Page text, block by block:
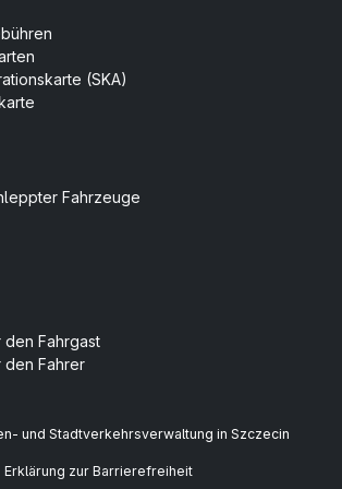
(SKA)
Fahrzeuge
Fahrgast
den Fahrer
und Stadtverkehrsverwaltung in Szczecin
Erklärung zur Barrierefreiheit